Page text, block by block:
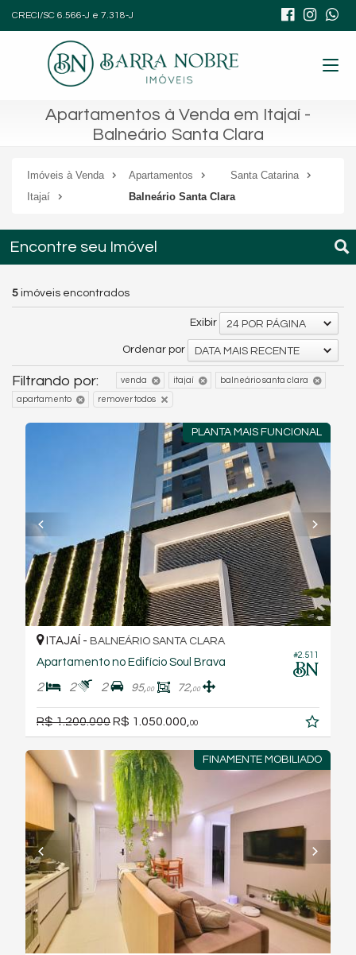
CRECI/SC 6.566-J e 7.318-J
Apartamentos à Venda em Itajaí -
Balneário Santa Clara
Imóveis à Venda Apartamentos
Santa Catarina
Itajaí
Balneário Santa Clara
Encontre seu Imóvel
5 imóveis encontrados
Exibir 24 POR PÁGINA
Ordenar por DATA MAIS RECENTE
Filtrando por: venda itajaí balneário santa clara
apartamento remover todos
PLANTA MAIS FUNCIONAL
#2.511
ITAJAÍ - BALNEÁRIO SANTA CLARA
Apartamento no Edifício Soul Brava
2 2 2 95,00 72,00
R$ 1.200.000R$ 1.050.000, 00
FINAMENTE MOBILIADO